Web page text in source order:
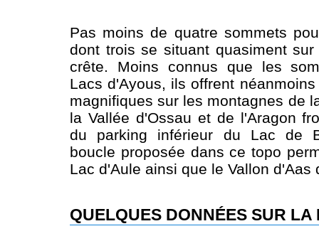
Pas moins de quatre sommets
dont trois se situant quasiment
crête. Moins connus que les
Lacs d'Ayous, ils offrent
magnifiques sur les montagnes de
la Vallée d'Ossau et de l'Aragon
du parking inférieur du Lac de
boucle proposée dans ce topo
Lac d'Aule ainsi que le Vallon d'Aas
QUELQUES DONNÉES SUR LA